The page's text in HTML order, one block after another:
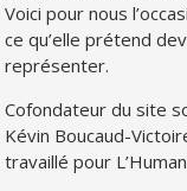
Voici pour nous
ce qu’elle prétend
représenter.
Cofondateur du site
Kévin Boucaud-
travaillé pour